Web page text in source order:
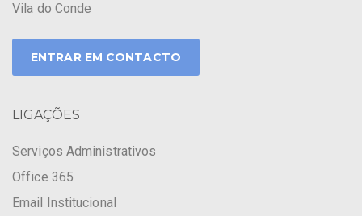
Vila do Conde
ENTRAR EM CONTACTO
LIGAÇÕES
Serviços Administrativos
Office 365
Email Institucional